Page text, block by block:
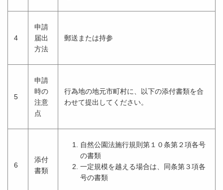
4
申請
届出
方法
郵送または持参
5
申請
時の
注意
点
行為地の地元市町村に、以下の添付書類を合
わせて提出してください。
6
添付
書類
自然公園法施行規則第１０条第２項各号
の書類
一定規模を越える場合は、同条第３項各
号の書類